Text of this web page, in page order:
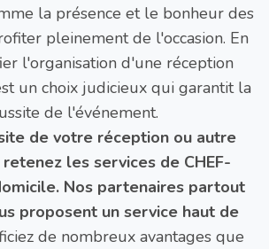
la présence et le bonheur des
pleinement de l'occasion. En
l'organisation d'une réception
un choix judicieux qui garantit la
de l'événement.
de votre réception ou autre
les services de CHEF-
Nos partenaires partout
proposent un service haut de
de nombreux avantages que